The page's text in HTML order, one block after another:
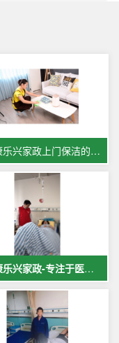
麻城康乐兴家政上门保洁的案例
麻城康乐兴家政-专注于医院护理，致力于打造全麻城优质护工护理